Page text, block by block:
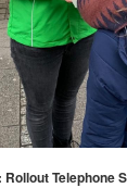
Telephone